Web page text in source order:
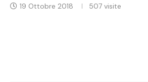
19 Ottobre 2018 507 visite